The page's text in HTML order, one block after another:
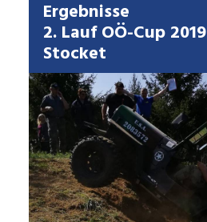
Ergebnisse
2. Lauf OÖ-Cup 2019
Stocket